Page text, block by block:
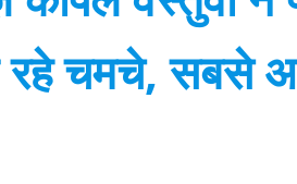
चमचे, सबसे